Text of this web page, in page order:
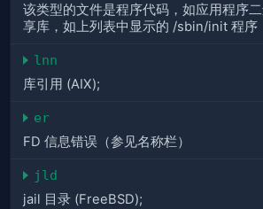
该类型的文件是程序代码，如应用程序
享库，如上列表中显示的 /sbin/init 程序
lnn
库引用 (AIX);
er
FD 信息错误（参见名称栏）
jld
jail 目录 (FreeBSD);